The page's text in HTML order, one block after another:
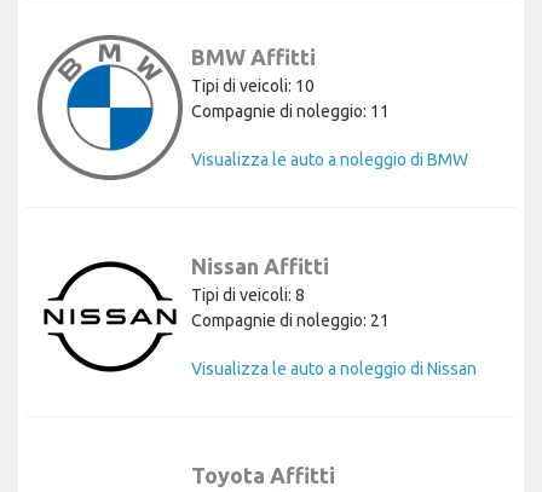
BMW Affitti
Tipi di veicoli: 10
Compagnie di noleggio: 11
Visualizza le auto a noleggio di BMW
Nissan Affitti
Tipi di veicoli: 8
Compagnie di noleggio: 21
Visualizza le auto a noleggio di Nissan
Toyota Affitti